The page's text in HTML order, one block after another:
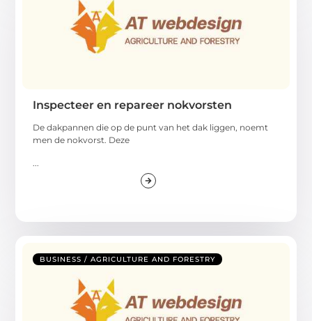
Inspecteer en repareer nokvorsten
De dakpannen die op de punt van het dak liggen, noemt
men de nokvorst. Deze
BUSINESS / AGRICULTURE AND FORESTRY